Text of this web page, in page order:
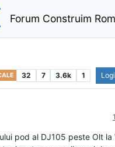
Forum Construim
32 7 3.6k 1
pod al DJ105 peste Olt la